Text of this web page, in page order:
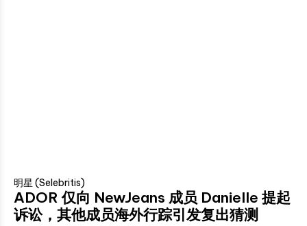
明星 (Selebritis)
ADOR 仅向 NewJeans 成员 Danielle 提起
诉讼，其他成员海外行踪引发复出猜测